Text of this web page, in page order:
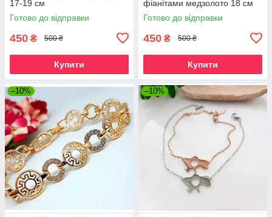
17-19 см
Готово до відправки
450 ₴ 500 ₴
Купити
фіанітами медзолото 18 см
Готово до відправки
450 ₴ 500 ₴
Купити
–10% –10%